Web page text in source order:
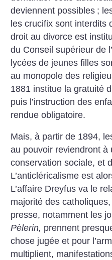
deviennent possibles ;
les crucifix sont interdits
droit au divorce est
du Conseil supérieur de
lycées de jeunes filles
au monopole des
1881 institue la gratuité
puis l’instruction des
rendue obligatoire.
Mais, à partir de 1894,
au pouvoir reviendront à
conservation sociale, et
L’anticléricalisme est
L’affaire Dreyfus va le
majorité des
presse, notamment les
Pèlerin, prennent
chose jugée et pour
multiplient,